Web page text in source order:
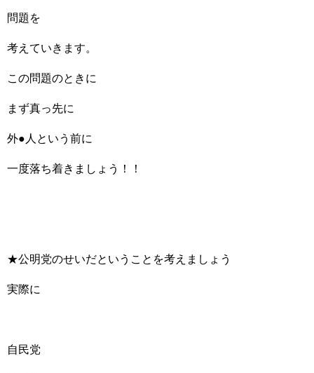
問題を
考えていきます。
この問題のときに
まず真っ先に
外●人という前に
一度落ち着きましょう！！
★公明党のせいだということを考えましょう
実際に
自民党